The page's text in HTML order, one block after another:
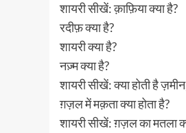
शायरी सीखें: क़ाफ़िया क्या है?
रदीफ़ क्या है?
शायरी क्या है?
नज़्म क्या है?
शायरी सीखें: क्या होती है
ग़ज़ल में मक़ता क्या होता है?
शायरी सीखें: ग़ज़ल का मतला